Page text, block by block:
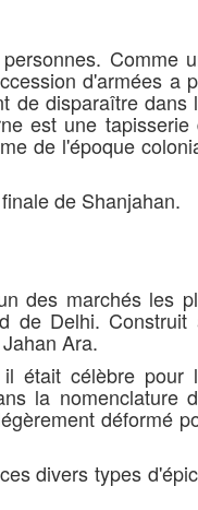
Comme
d'armées a
de disparaître dans
est une tapisserie
de l'époque
de Shanjahan.
des marchés les
de Delhi. Construit
Ara.
était célèbre pour
la nomenclature
déformé
divers types